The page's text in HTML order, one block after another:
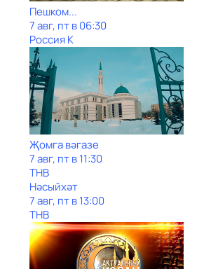
Пешком...
7 авг, пт в 06:30
Россия К
Җомга вәгазе
7 авг, пт в 11:30
ТНВ
Нәсыйхәт
7 авг, пт в 13:00
ТНВ